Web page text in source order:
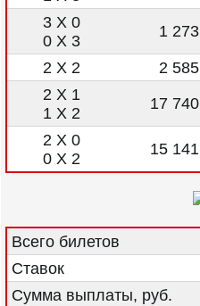
3 X 0
0 X 3
1 273
2 X 2 2 585
2 X 1
1 X 2
17 740
2 X 0
0 X 2
15 141
Всего билетов
Ставок
Сумма выплаты, руб.